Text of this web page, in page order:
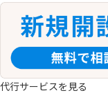
代行サービスを見る